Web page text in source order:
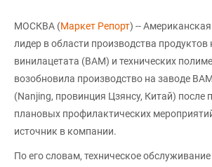
МОСКВА (Маркет Репорт) --
лидер в области производства продуктов
винилацетата (ВАМ) и технических
возобновила производство на заводе
(Nanjing, провинция Цзянсу, Китай) после
плановых профилактических
источник в компании.
По его словам, техническое